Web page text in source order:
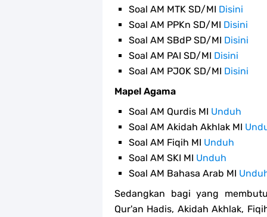
Soal AM MTK SD/MI Disini
Soal AM PPKn SD/MI Disini
Soal AM SBdP SD/MI Disini
Soal AM PAI SD/MI Disini
Soal AM PJOK SD/MI Disini
Mapel Agama
Soal AM Qurdis MI Unduh
Soal AM Akidah Akhlak MI
Soal AM Fiqih MI Unduh
Soal AM SKI MI Unduh
Soal AM Bahasa Arab MI
Sedangkan bagi yang
Qur'an Hadis, Akidah Akhlak,